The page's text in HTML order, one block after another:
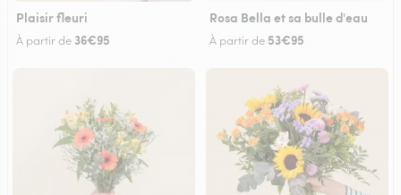
Plaisir fleuri
À partir de 36€95
Rosa Bella et sa bulle d'eau
À partir de 53€95